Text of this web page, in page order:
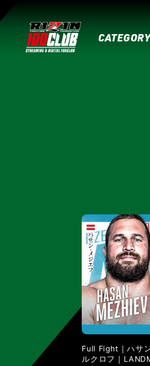
CATEGORY
RIZIN.19
RIZIN.7
Full Fight｜ハサ
ルクロフ｜